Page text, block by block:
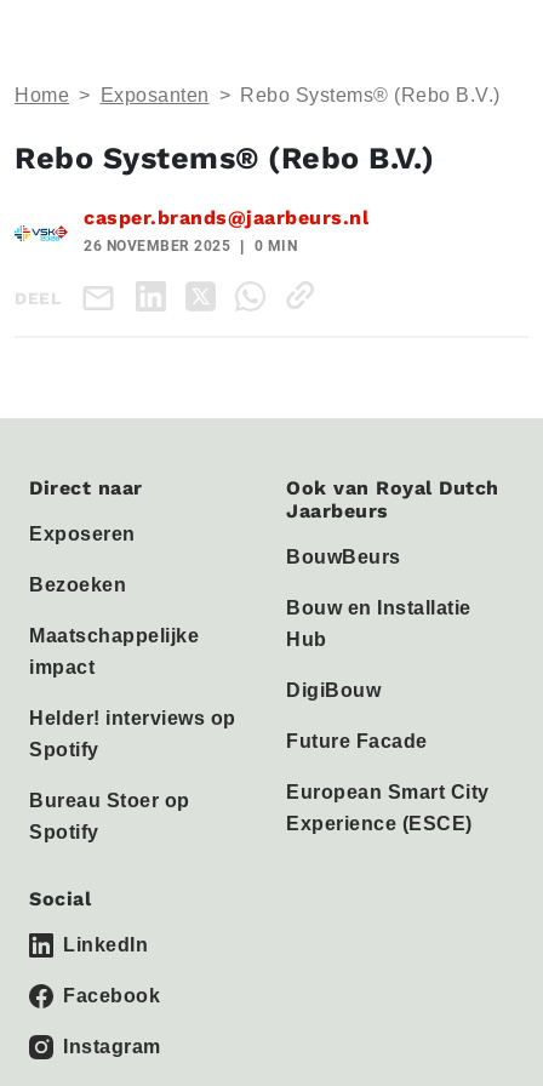
Home > Exposanten > Rebo Systems® (Rebo B.V.)
Rebo Systems® (Rebo B.V.)
casper.brands@jaarbeurs.nl
26 NOVEMBER 2025 0 MIN
DEEL
Direct naar
Exposeren
Bezoeken
Maatschappelijke
impact
Helder! interviews op
Spotify
Bureau Stoer op
Spotify
Ook van Royal Dutch
Jaarbeurs
BouwBeurs
Bouw en Installatie
Hub
DigiBouw
Future Facade
European Smart City
Experience (ESCE)
Social
LinkedIn
Facebook
Instagram